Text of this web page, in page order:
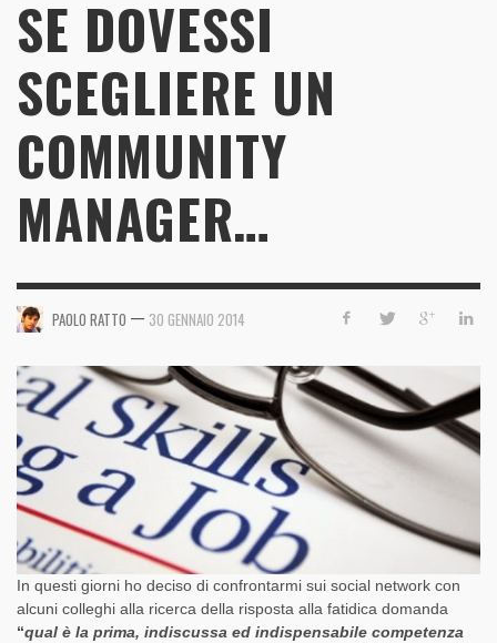
SE DOVESSI
SCEGLIERE UN
COMMUNITY
MANAGER…
PAOLO RATTO — 30 GENNAIO 2014
In questi giorni ho deciso di confrontarmi sui social network con
alcuni colleghi alla ricerca della risposta alla fatidica domanda
“qual è la prima, indiscussa ed indispensabile competenza